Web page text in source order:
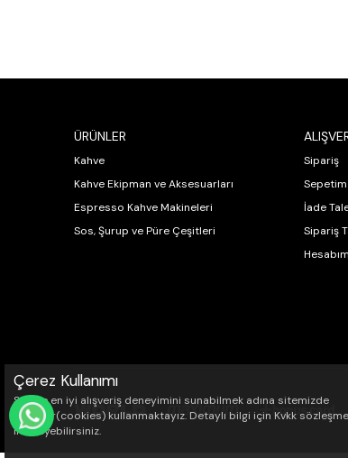
ÜRÜNLER
Kahve
Kahve Ekipman ve Aksesuarları
Espresso Kahve Makineleri
Sos, Şurup ve Püre Çeşitleri
Sipariş
Sepetim
İade
Sipariş
Hesabım
Çerez Kullanımı
Sizlere en iyi alışveriş deneyimini sunabilmek adına sitemizde
çerezler(cookies) kullanmaktayız. Detaylı bilgi için Kvkk
inceleyebilirsiniz.
WHATSAPP İLE SİPARİŞ VER